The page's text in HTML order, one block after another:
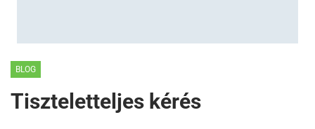
BLOG
Tiszteletteljes kérés